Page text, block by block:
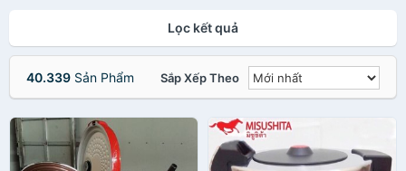
Lọc kết quả
40.339 Sản Phẩm Sắp Xếp Theo